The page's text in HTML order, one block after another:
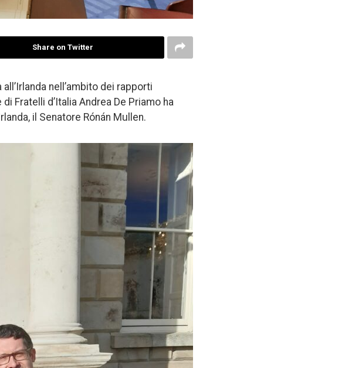
Share on Twitter
nell’ambito dei rapporti
Fratelli d’Italia Andrea De Priamo ha
il Senatore Rónán Mullen.